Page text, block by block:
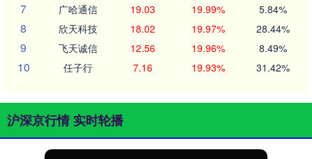
7 广哈通信 19.03 19.99% 5.84%
8 欣天科技 18.02 19.97% 28.44%
9 飞天诚信 12.56 19.96% 8.49%
10 任子行 7.16 19.93% 31.42%
沪深京行情 实时轮播